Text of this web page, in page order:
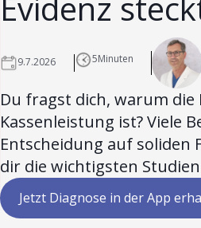
9.7.2026 5Minuten
Du fragst dich, warum
Kassenleistung ist? Viele
Entscheidung auf soliden
dir die wichtigsten
Jetzt Diagnose in der App